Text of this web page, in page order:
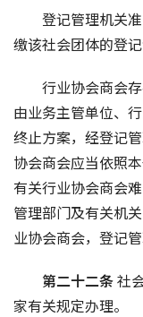
登记管理机关
缴该社会团体的登
行业协会商会
由业务主管单位、
终止方案，经登记
协会商会应当依照
有关行业协会商会
管理部门及有关机
业协会商会，登记
第二十二条 社
家有关规定办理。